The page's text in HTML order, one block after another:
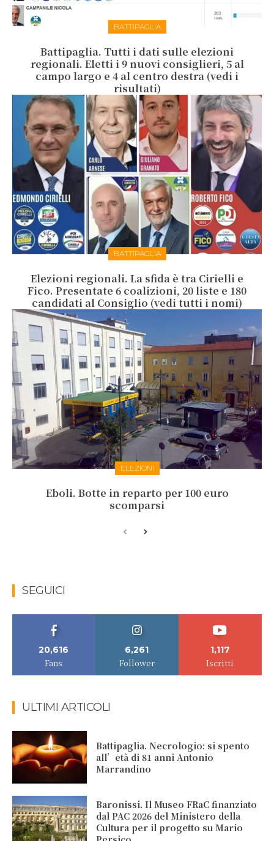
BATTIPAGLIA
Battipaglia. Tutti i dati sulle elezioni
regionali. Eletti i 9 nuovi consiglieri, 5 al
campo largo e 4 al centro destra (vedi i
risultati)
BATTIPAGLIA
Elezioni regionali. La sfida è tra Cirielli e
Fico. Presentate 6 coalizioni, 20 liste e 180
candidati al Consiglio (vedi tutti i nomi)
ELEZIONI
Eboli. Botte in reparto per 100 euro
scomparsi
SEGUICI
20,616
Fans
6,261
Follower
1,117
Iscritti
ULTIMI ARTICOLI
Battipaglia. Necrologio: si spento
all’età di 81 anni Antonio
Marrandino
Baronissi. Il Museo FRaC finanziato
dal PAC 2026 del Ministero della
Cultura per il progetto su Mario